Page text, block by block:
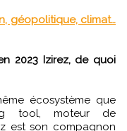
géopolitique, climat…
2023 Izirez, de quoi
écosystème que
tool, moteur de
est son compagnon